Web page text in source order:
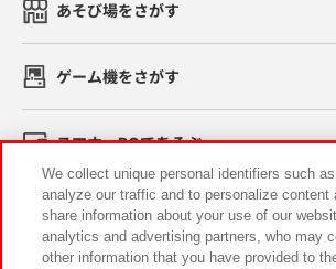
あそび場をさがす
ゲーム機をさがす
スマホ・PCであそぶ
イベント・キャンペーン
We collect unique personal identifiers such
analyze our traffic and to personalize content
share information about your use of our
analytics and advertising partners, who may
other information that you have provided to